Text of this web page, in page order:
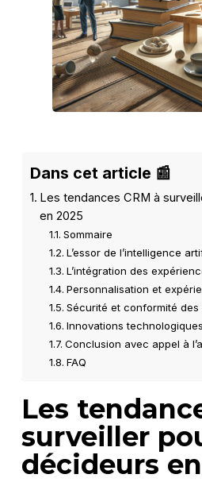
Dans cet article 📰
Les tendances CRM à
en 2025
Sommaire
L’essor de l’intelligence
L’intégration des
Personnalisation et
Sécurité et conformité des
Innovations
Conclusion avec appel à
FAQ
Les
surveiller
décideurs